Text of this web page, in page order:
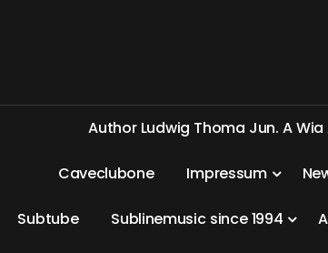
Author Ludwig Thoma Jun. AWia
Caveclubone Impressum Ne
Subtube Sublinemusic since1994 A